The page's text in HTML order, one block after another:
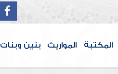
المكتبة المواريث بنين وبنات